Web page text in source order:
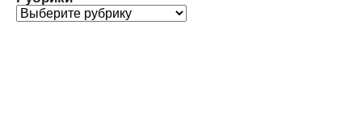
Рубрики